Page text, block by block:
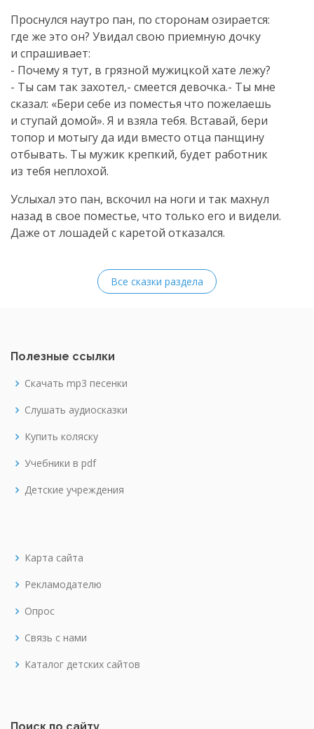
Проснулся наутро пан, по сторонам озирается:
где же это он? Увидал свою приемную дочку
и спрашивает:
- Почему я тут, в грязной мужицкой хате лежу?
- Ты сам так захотел,- смеется девочка.- Ты мне
сказал: «Бери себе из поместья что пожелаешь
и ступай домой». Я и взяла тебя. Вставай, бери
топор и мотыгу да иди вместо отца панщину
отбывать. Ты мужик крепкий, будет работник
из тебя неплохой.
Услыхал это пан, вскочил на ноги и так махнул
назад в свое поместье, что только его и видели.
Даже от лошадей с каретой отказался.
Все сказки раздела
Полезные ссылки
Скачать mp3 песенки
Слушать аудиосказки
Купить коляску
Учебники в pdf
Детские учреждения
Карта сайта
Рекламодателю
Опрос
Связь с нами
Каталог детских сайтов